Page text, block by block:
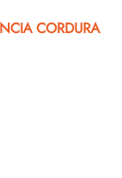
CORDURA